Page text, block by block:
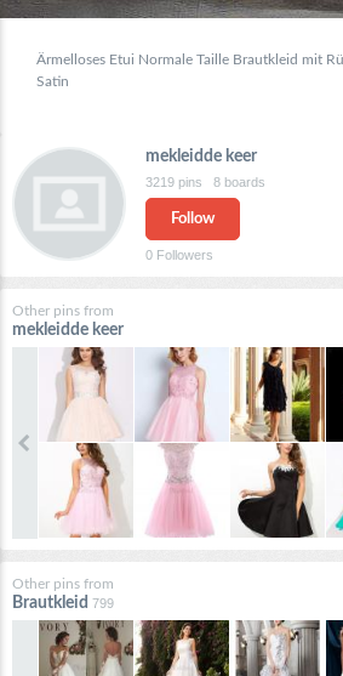
Ärmelloses Etui Normale Taille Brautkleid mit
Satin
mekleidde keer
3219 pins 8 boards
Follow
0 Followers
Other pins from
mekleidde keer
Other pins from
Brautkleid 799